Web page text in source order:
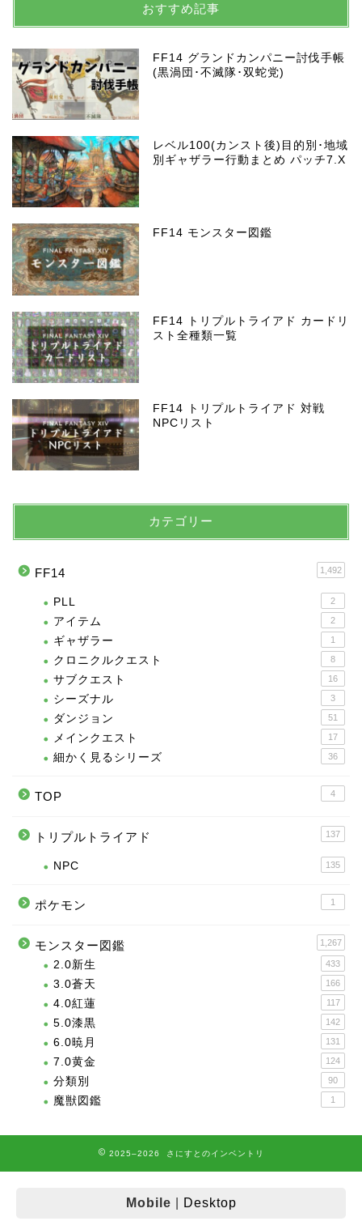
おすすめ記事
FF14 グランドカンパニー討伐手帳
(黒渦団･不滅隊･双蛇党)
レベル100(カンスト後)目的別･地域
別ギャザラー行動まとめ パッチ7.X
FF14 モンスター図鑑
FF14 トリプルトライアド カードリ
スト全種類一覧
FF14 トリプルトライアド 対戦
NPCリスト
カテゴリー
FF14 1,492
PLL 2
アイテム 2
ギャザラー 1
クロニクルクエスト 8
サブクエスト 16
シーズナル 3
ダンジョン 51
メインクエスト 17
細かく見るシリーズ 36
TOP 4
トリプルトライアド 137
NPC 135
ポケモン 1
モンスター図鑑 1,267
2.0新生 433
3.0蒼天 166
4.0紅蓮 117
5.0漆黒 142
6.0暁月 131
7.0黄金 124
分類別 90
魔獣図鑑 1
2025–2026 さにすとのインベントリ
Mobile Desktop